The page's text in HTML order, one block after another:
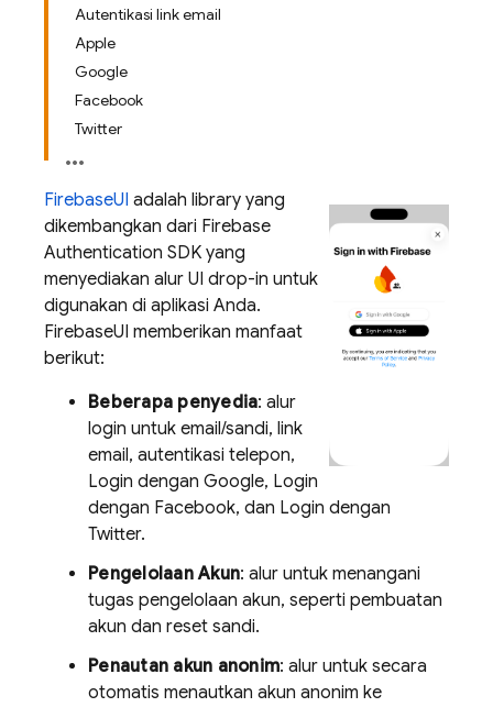
Autentikasi link email
Apple
Google
Facebook
Twitter
FirebaseUI adalah library yang
dikembangkan dari Firebase
Authentication SDK yang
menyediakan alur UI drop-in untuk
digunakan di aplikasi Anda.
FirebaseUI memberikan manfaat
berikut:
Beberapa penyedia: alur
login untuk email/sandi, link
email, autentikasi telepon,
Login dengan Google, Login
dengan Facebook, dan Login dengan
Twitter.
Pengelolaan Akun: alur untuk menangani
tugas pengelolaan akun, seperti pembuatan
akun dan reset sandi.
Penautan akun anonim: alur untuk secara
otomatis menautkan akun anonim ke